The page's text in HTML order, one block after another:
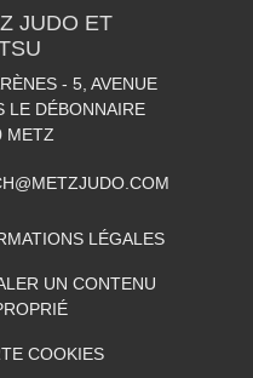
JUDO ET
- 5, AVENUE
LE DÉBONNAIRE
METZ
LÉGALES
UN CONTENU
COOKIES